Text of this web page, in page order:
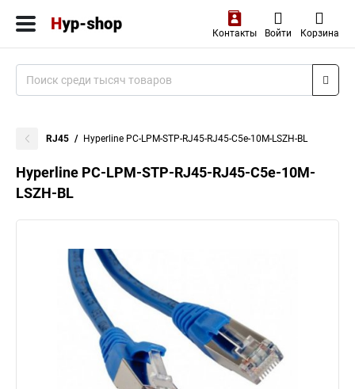
Контакты Войти Корзина
RJ45 Hyperline PC-LPM-STP-RJ45-RJ45-C5e-10M-LSZH-BL
Hyperline PC-LPM-STP-RJ45-RJ45-C5e-10M-
LSZH-BL